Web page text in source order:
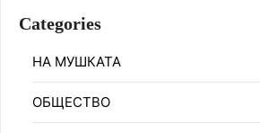
Categories
НА МУШКАТА
ОБЩЕСТВО